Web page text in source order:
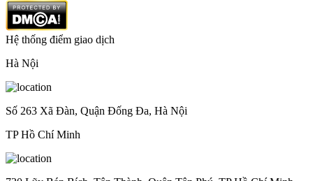
Hệ thống điểm giao dịch
Hà Nội
Số 263 Xã Đàn, Quận Đống Đa, Hà Nội
TP Hồ Chí Minh